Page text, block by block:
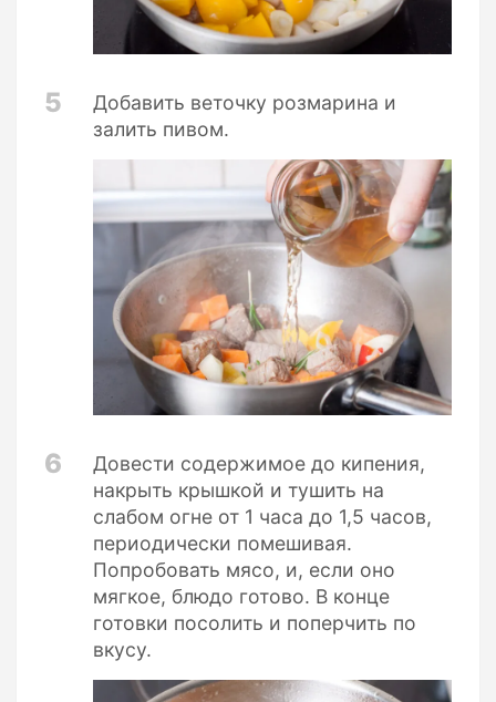
5
Добавить веточку розмарина и
залить пивом.
6
Довести содержимое до кипения,
накрыть крышкой и тушить на
слабом огне от 1 часа до 1,5 часов,
периодически помешивая.
Попробовать мясо, и, если оно
мягкое, блюдо готово. В конце
готовки посолить и поперчить по
вкусу.